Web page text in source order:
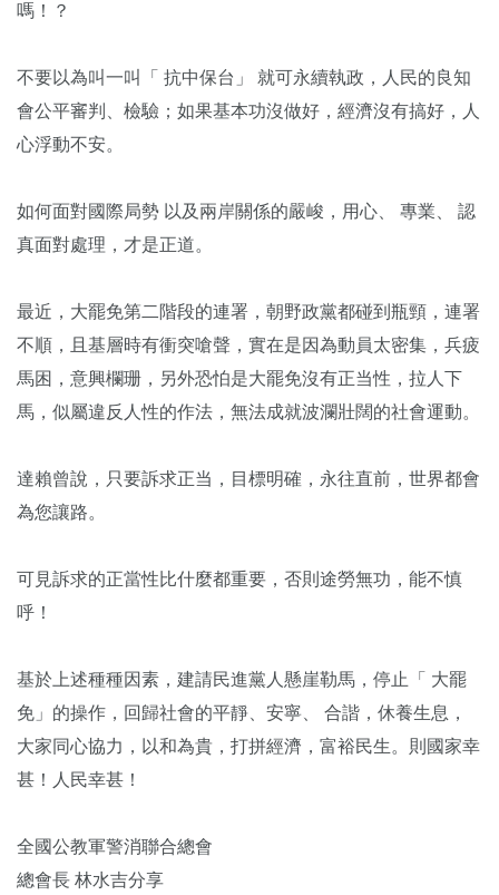
嗎！？
不要以為叫一叫「 抗中保台」 就可永續執政，人民的良知
會公平審判、檢驗；如果基本功沒做好，經濟沒有搞好，人
心浮動不安。
如何面對國際局勢 以及兩岸關係的嚴峻，用心、 專業、 認
真面對處理，才是正道。
最近，大罷免第二階段的連署，朝野政黨都碰到瓶頸，連署
不順，且基層時有衝突嗆聲，實在是因為動員太密集，兵疲
馬困，意興欄珊，另外恐怕是大罷免沒有正当性，拉人下
馬，似屬違反人性的作法，無法成就波瀾壯闊的社會運動。
達賴曾說，只要訴求正当，目標明確，永往直前，世界都會
為您讓路。
可見訴求的正當性比什麼都重要，否則途勞無功，能不慎
呼！
基於上述種種因素，建請民進黨人懸崖勒馬，停止「 大罷
免」的操作，回歸社會的平靜、安寧、 合諧，休養生息，
大家同心協力，以和為貴，打拼經濟，富裕民生。則國家幸
甚！人民幸甚！
全國公教軍警消聯合總會
總會長 林水吉分享